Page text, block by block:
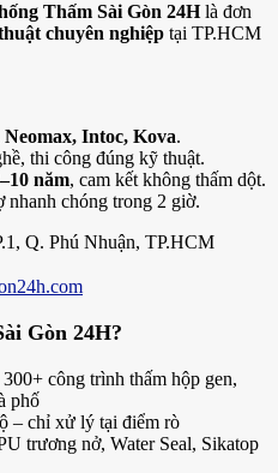
Thấm Sài Gòn 24Hlà đơn
chuyên nghiệp tại TP.HCM
Intoc, Kova.
thi công đúng kỹ thuật.
năm, cam kết không thấm dột.
nhanh chóng trong 2 giờ.
Q. Phú Nhuận, TP.HCM
Gòn 24H?
công trình thấm hộp gen,
phố
– chỉ xử lý tại điểm rò
trương nở, Water Seal, Sikatop